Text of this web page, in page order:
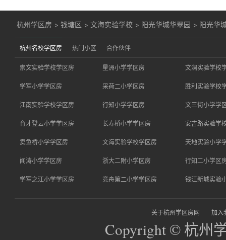
杭州学区房 >钱塘区 >文海实验学校 > 阳光华城华翠园 > 阳光华
杭州名校学区房 热门小区 合作伙伴
崇文实验学校学区房 星洲小学学区房 文澜实验学校
学军小学学区房 采荷二小学区房 胜利实验学校
江南实验学校学区房 行知小学学区房 文三街小学学
育才登云小学学区房 长寿桥小学学区房 安吉路实验学
卖鱼桥小学学区房 文海实验学校学区房 天地实验小学
闻涛小学学区房 浙大二附小学区房 行知二小学区
学军之江小学学区房 竞舟第二小学学区房 钱江新城实验
关于杭州学区房网 加入
Copyright © 杭州